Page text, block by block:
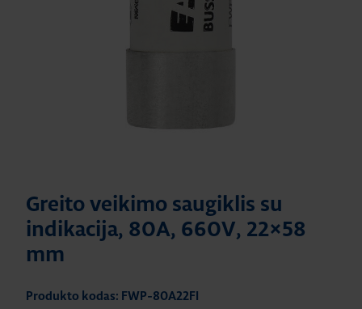
Greito veikimo saugiklis su
indikacija, 80A, 660V, 22×58
mm
Produkto kodas: FWP-80A22FI